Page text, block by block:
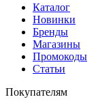
Каталог
Новинки
Бренды
Магазины
Промокоды
Статьи
Покупателям